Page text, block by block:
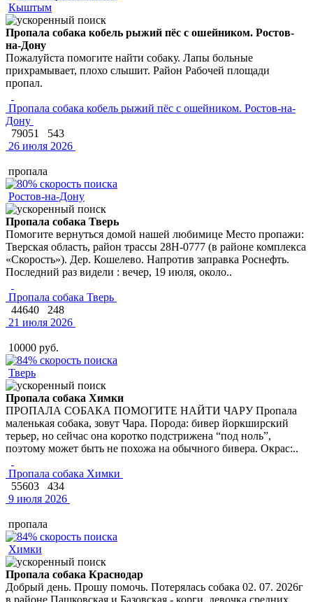
Кыштым
Пропала собака кобель рыжий пёс с ошейником. Ростов-
на-Дону
Пожалуйста помогите найти собаку. Лапы больные
прихрамывает, плохо слышит. Район Рабочей площади
пропал.
Пропала собака кобель рыжий пёс с ошейником. Ростов-на-
Дону
79051
543
26 июля 2026
пропала
Ростов-на-Дону
Пропала собака Тверь
Помогите вернуться домой нашей любимице Место пропажи:
Тверская область, район трассы 28Н-0777 (в районе комплекса
«Скорость»). Дер. Кошелево. Напротив заправка Роснефть.
Последний раз видели : вечер, 19 июля, около..
Пропала собака Тверь
44640
248
21 июля 2026
10000 руб.
Тверь
Пропала собака Химки
ПРОПАЛА СОБАКА ПОМОГИТЕ НАЙТИ ЧАРУ Пропала
маленькая собака, зовут Чара. Порода: бивер йоркширский
терьер, но сейчас она коротко подстрижена “под ноль”,
поэтому может быть не похожа на обычного бивера. Окрас:..
Пропала собака Химки
55603
434
9 июля 2026
пропала
Химки
Пропала собака Краснодар
Добрый день. Прошу помочь. Потерялась собака 02. 07. 2026г
в районе Пашковская и Базовская - корги, девочка средних